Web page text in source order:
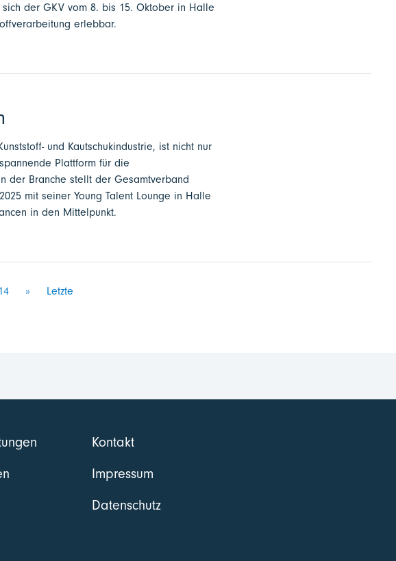
der GKV vom 8. bis 15. Oktober in Halle
erlebbar.
und Kautschukindustrie, ist nicht nur
Plattform für die
der Branche stellt der Gesamtverband
mit seiner Young Talent Lounge in Halle
in den Mittelpunkt.
» Letzte
Kontakt
Impressum
Datenschutz